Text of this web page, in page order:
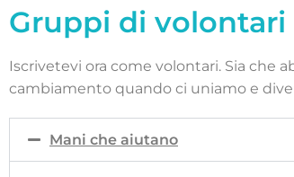
Gruppi di volontari
Iscrivetevi ora come volontari. Sia che
cambiamento quando ci uniamo e
Mani che aiutano